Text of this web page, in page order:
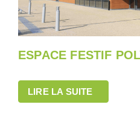
ESPACE FESTIF
LIRE LA SUITE